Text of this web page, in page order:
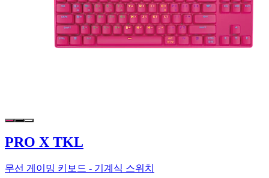
PRO X TKL
무선 게이밍 키보드 - 기계식 스위치